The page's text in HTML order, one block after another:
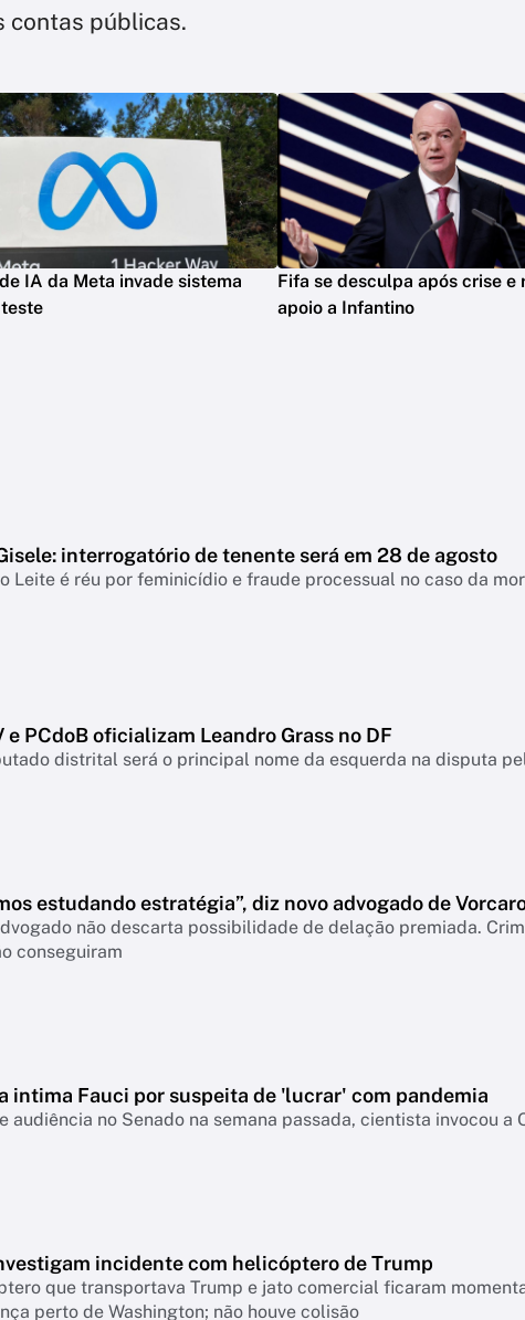
contas públicas.
IA da Meta invade sistema
Fifa se desculpa após crise e
apoio a Infantino
interrogatório de tenente será em 28 de agosto
Leite é réu por feminicídio e fraude processual no caso da
e PCdoB oficializam Leandro Grass no DF
distrital será o principal nome da esquerda na disputa
estudando estratégia”, diz novo advogado de
não descarta possibilidade de delação premiada.
conseguiram
intima Fauci por suspeita de 'lucrar' com pandemia
audiência no Senado na semana passada, cientista invocou
incidente com helicóptero de Trump
que transportava Trump e jato comercial ficaram
perto de Washington; não houve colisão